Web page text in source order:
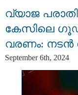
വ്യാജ
കേസിലെ
വരണം: നടൻ
September 6th, 2024